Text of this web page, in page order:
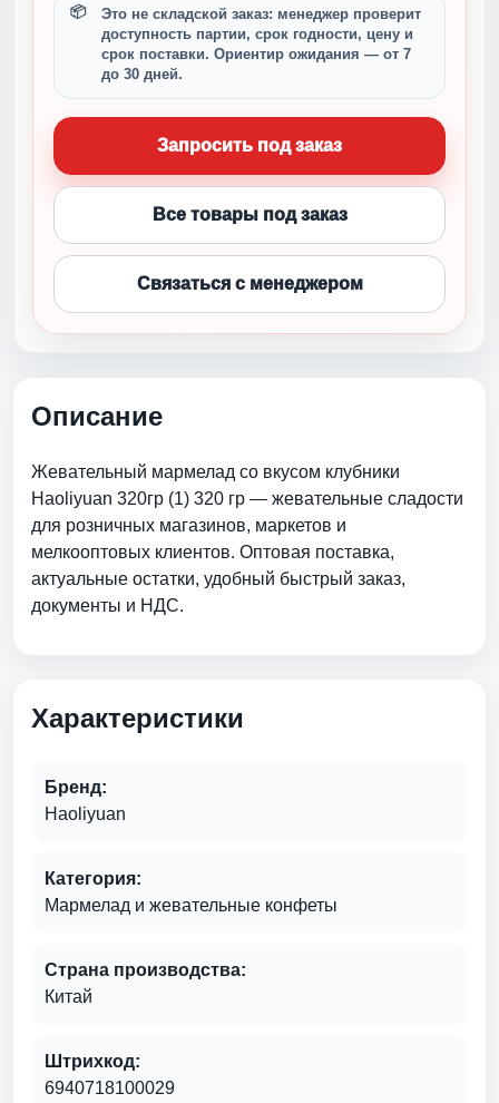
Это не складской заказ: менеджер проверит
доступность партии, срок годности, цену и
срок поставки. Ориентир ожидания — от 7
до 30 дней.
Запросить под заказ
Все товары под заказ
Связаться с менеджером
Описание
Жевательный мармелад со вкусом клубники
Haoliyuan 320гр (1) 320 гр — жевательные сладости
для розничных магазинов, маркетов и
мелкооптовых клиентов. Оптовая поставка,
актуальные остатки, удобный быстрый заказ,
документы и НДС.
Характеристики
Бренд:
Haoliyuan
Категория:
Мармелад и жевательные конфеты
Страна производства:
Китай
Штрихкод:
6940718100029